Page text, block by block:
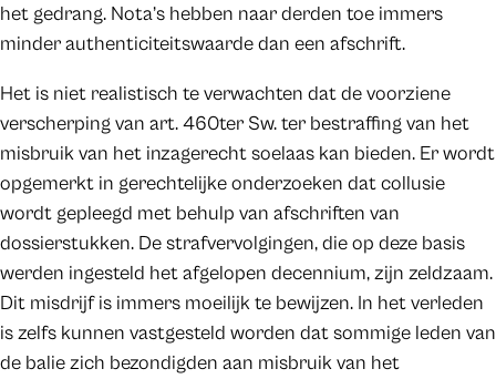
het gedrang. Nota’s hebben naar derden toe immers
minder authenticiteitswaarde dan een afschrift.
Het is niet realistisch te verwachten dat de voorziene
verscherping van art. 460ter Sw. ter bestraffing van het
misbruik van het inzagerecht soelaas kan bieden. Er wordt
opgemerkt in gerechtelijke onderzoeken dat collusie
wordt gepleegd met behulp van afschriften van
dossierstukken. De strafvervolgingen, die op deze basis
werden ingesteld het afgelopen decennium, zijn zeldzaam.
Dit misdrijf is immers moeilijk te bewijzen. In het verleden
is zelfs kunnen vastgesteld worden dat sommige leden van
de balie zich bezondigden aan misbruik van het